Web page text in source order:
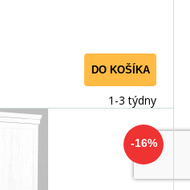
DO KOŠÍKA
1-3 týdny
-16%